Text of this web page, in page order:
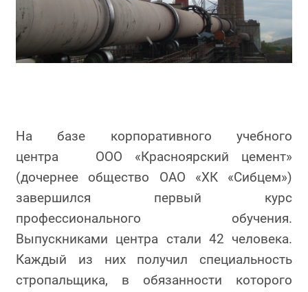
На базе корпоративного учебного
центра ООО «Красноярский цемент»
(дочернее общество ОАО «ХК «Сибцем»)
завершился первый курс
профессионального обучения.
Выпускниками центра стали 42 человека.
Каждый из них получил специальность
стропальщика, в обязанности которого